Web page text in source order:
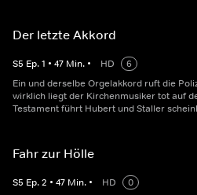
Der letzte Akkord
S5 Ep.1 • 47 Min. • HD
6
Ein und derselbe Orgelakkord ruft die
wirklich liegt der Kirchenmusiker tot auf
Testament führt Hubert und Staller
Fahr zur Hölle
S5 Ep.2 • 47 Min. • HD
0